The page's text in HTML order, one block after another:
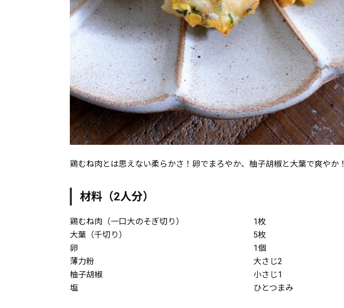
鶏むね肉とは思えない柔らかさ！卵でまろやか、柚子胡椒と大葉で爽やか！
材料（2人分）
鶏むね肉（一口大のそぎ切り）
1枚
大葉（千切り）
5枚
卵
1個
薄力粉
大さじ2
柚子胡椒
小さじ1
塩
ひとつまみ